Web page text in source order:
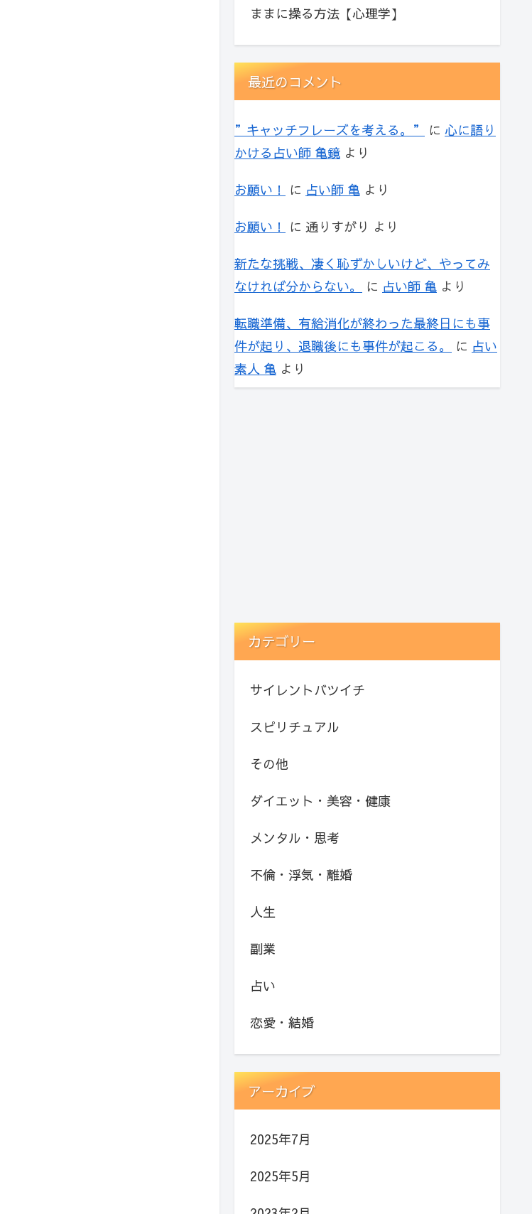
ままに操る方法【心理学】
最近のコメント
”キャッチフレーズを考える。” に 心に語り
かける占い師 亀鏡 より
お願い！ に 占い師 亀 より
お願い！ に 通りすがり より
新たな挑戦、凄く恥ずかしいけど、やってみ
なければ分からない。
に 占い師 亀 より
転職準備、有給消化が終わった最終日にも事
件が起り、退職後にも事件が起こる。
に 占い
素人 亀 より
カテゴリー
サイレントバツイチ
スピリチュアル
その他
ダイエット・美容・健康
メンタル・思考
不倫・浮気・離婚
人生
副業
占い
恋愛・結婚
アーカイブ
2025年7月
2025年5月